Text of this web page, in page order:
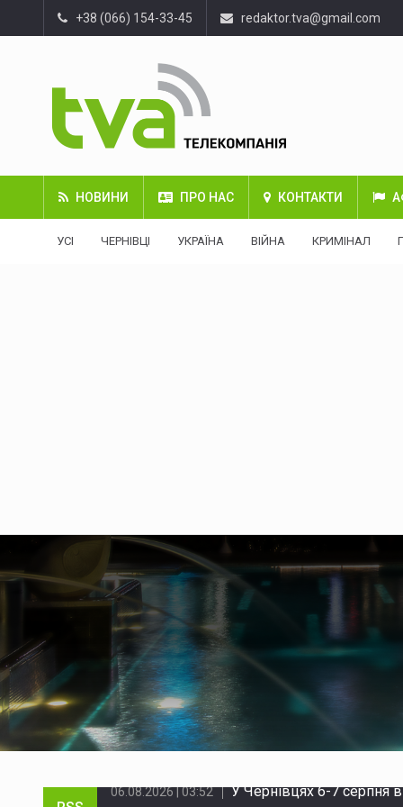
+38 (066) 154-33-45 redaktor.tva@gmail.com
НОВИНИ ПРО НАС КОНТАКТИ
УСІ ЧЕРНІВЦІ УКРАЇНА ВІЙНА КРИМІНАЛ